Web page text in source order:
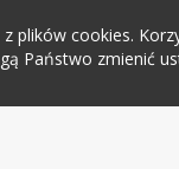
plików cookies.
Państwo zmienić